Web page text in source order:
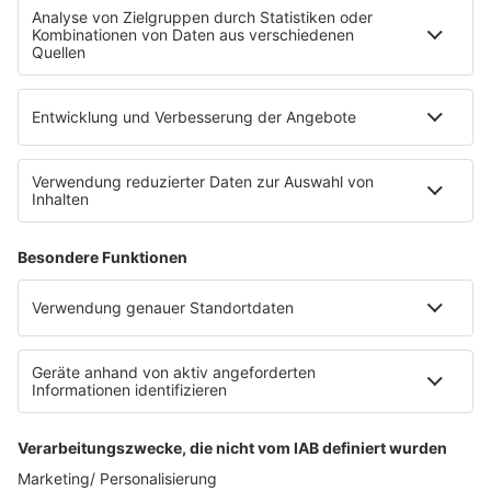
Fahrradparkhaus
Die Uniklinik Tübingen hat ein neues Fahrradparkhaus
eröffnet. Direkt an der Medizinischen Klinik bietet es
E-Bikes über eine Photovoltaikanlage auf dem …
Impressum
Datenschutzerklärung